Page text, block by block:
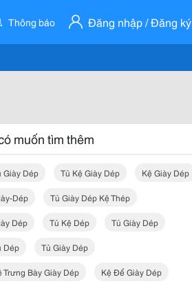
Thông báo Đăng nhập / Đăng ký
muốn tìm thêm
Giày Dép Tủ Kệ Giày Dép Kệ Giày Dép
Dép Tủ Giày Dép Kệ Thép
Dép Tủ Kệ Dép Tủ Giày Dép
Dép Tủ Giày Dép
Trưng Bày Giày Dép Kệ Để Giày Dép